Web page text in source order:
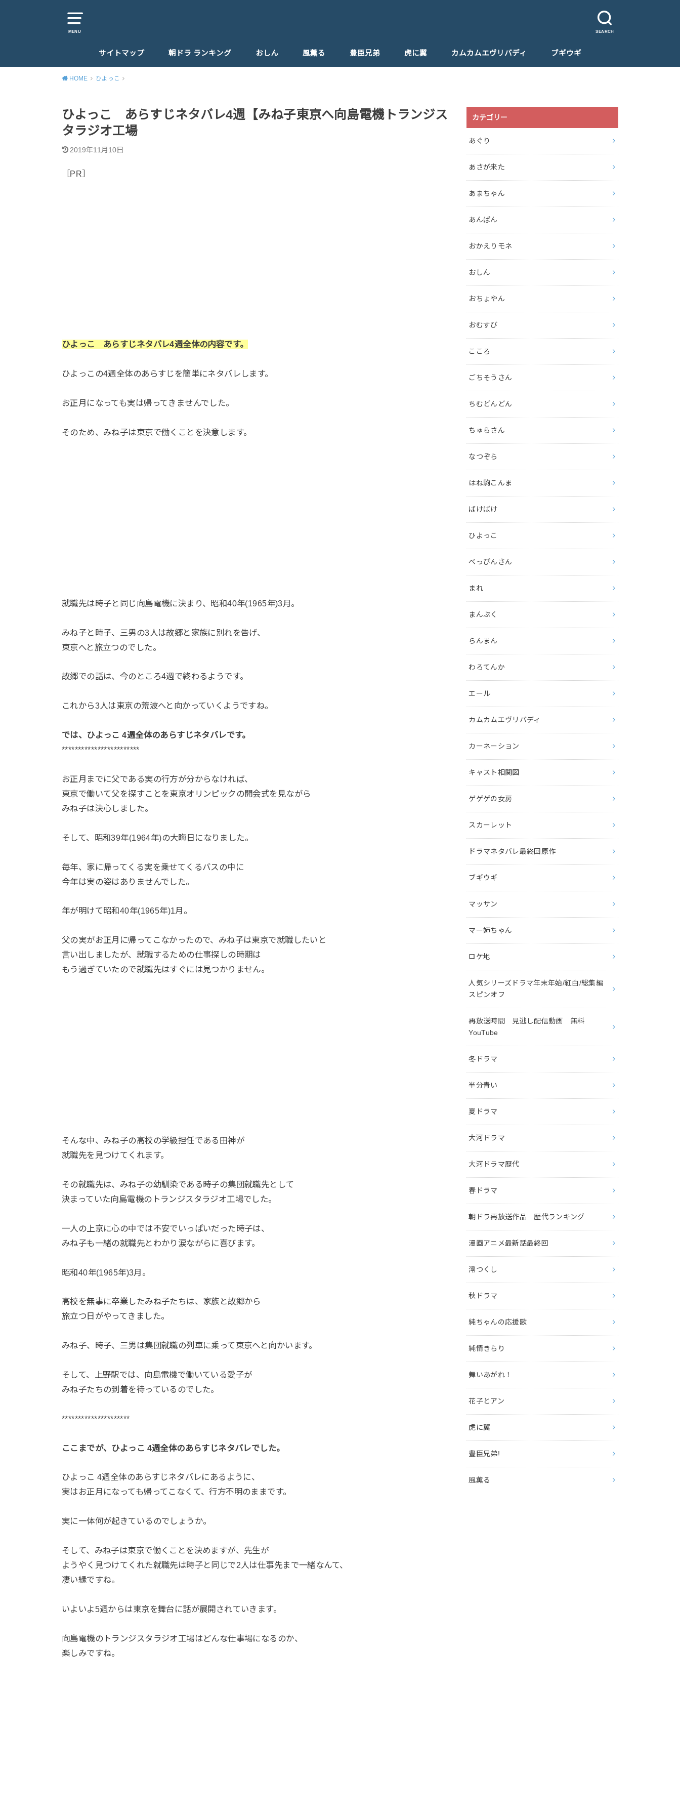
MENU SEARCH
サイトマップ 朝ドラ ランキング おしん 風薫る 豊臣兄弟 虎に翼 カムカムエヴリバディ ブギウギ
HOME ひよっこ
ひよっこ あらすじネタバレ4週【みね子東京へ向島電機トランジス
タラジオ工場
2019年11月10日
［PR］
ひよっこ あらすじネタバレ4週全体の内容です。
ひよっこの4週全体のあらすじを簡単にネタバレします。
お正月になっても実は帰ってきませんでした。
そのため、みね子は東京で働くことを決意します。
就職先は時子と同じ向島電機に決まり、昭和40年(1965年)3月。
みね子と時子、三男の3人は故郷と家族に別れを告げ、
東京へと旅立つのでした。
故郷での話は、今のところ4週で終わるようです。
これから3人は東京の荒波へと向かっていくようですね。
では、ひよっこ 4週全体のあらすじネタバレです。
************************
お正月までに父である実の行方が分からなければ、
東京で働いて父を探すことを東京オリンピックの開会式を見ながら
みね子は決心しました。
そして、昭和39年(1964年)の大晦日になりました。
毎年、家に帰ってくる実を乗せてくるバスの中に
今年は実の姿はありませんでした。
年が明けて昭和40年(1965年)1月。
父の実がお正月に帰ってこなかったので、みね子は東京で就職したいと
言い出しましたが、就職するための仕事探しの時期は
もう過ぎていたので就職先はすぐには見つかりません。
そんな中、みね子の高校の学級担任である田神が
就職先を見つけてくれます。
その就職先は、みね子の幼馴染である時子の集団就職先として
決まっていた向島電機のトランジスタラジオ工場でした。
一人の上京に心の中では不安でいっぱいだった時子は、
みね子も一緒の就職先とわかり涙ながらに喜びます。
昭和40年(1965年)3月。
高校を無事に卒業したみね子たちは、家族と故郷から
旅立つ日がやってきました。
みね子、時子、三男は集団就職の列車に乗って東京へと向かいます。
そして、上野駅では、向島電機で働いている愛子が
みね子たちの到着を待っているのでした。
*********************
ここまでが、ひよっこ 4週全体のあらすじネタバレでした。
ひよっこ 4週全体のあらすじネタバレにあるように、
実はお正月になっても帰ってこなくて、行方不明のままです。
実に一体何が起きているのでしょうか。
そして、みね子は東京で働くことを決めますが、先生が
ようやく見つけてくれた就職先は時子と同じで2人は仕事先まで一緒なんて、
凄い縁ですね。
いよいよ5週からは東京を舞台に話が展開されていきます。
向島電機のトランジスタラジオ工場はどんな仕事場になるのか、
楽しみですね。
カテゴリー
あぐり
あさが来た
あまちゃん
あんぱん
おかえりモネ
おしん
おちょやん
おむすび
こころ
ごちそうさん
ちむどんどん
ちゅらさん
なつぞら
はね駒こんま
ばけばけ
ひよっこ
べっぴんさん
まれ
まんぷく
らんまん
わろてんか
エール
カムカムエヴリバディ
カーネーション
キャスト相関図
ゲゲゲの女房
スカーレット
ドラマネタバレ最終回原作
ブギウギ
マッサン
マー姉ちゃん
ロケ地
人気シリーズドラマ年末年始/紅白/総集編
スピンオフ
再放送時間 見逃し配信動画 無料
YouTube
冬ドラマ
半分青い
夏ドラマ
大河ドラマ
大河ドラマ歴代
春ドラマ
朝ドラ再放送作品 歴代ランキング
漫画アニメ最新話最終回
澪つくし
秋ドラマ
純ちゃんの応援歌
純情きらり
舞いあがれ！
花子とアン
虎に翼
豊臣兄弟!
風薫る